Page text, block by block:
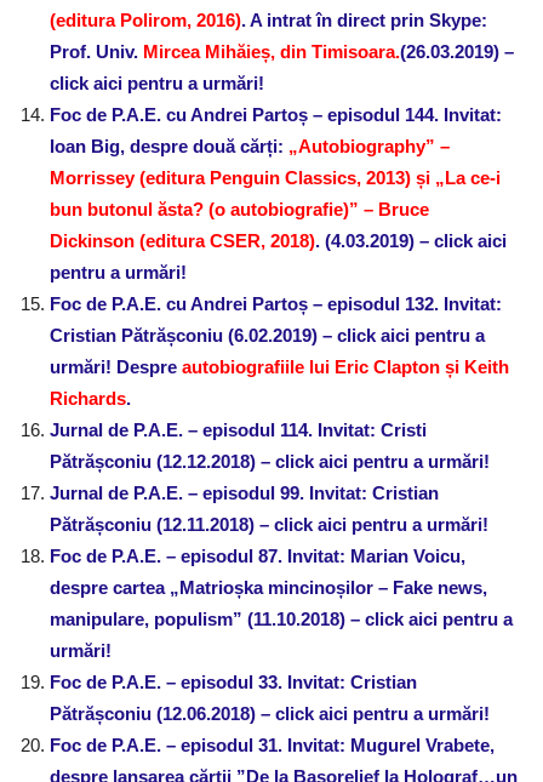
(editura Polirom, 2016). A intrat în direct prin Skype:
Prof. Univ. Mircea Mihăieș, din Timisoara.(26.03.2019) –
click aici pentru a urmări!
Foc de P.A.E. cu Andrei Partoș – episodul 144. Invitat:
Ioan Big, despre două cărți: „Autobiography” –
Morrissey (editura Penguin Classics, 2013) și „La ce-i
bun butonul ăsta? (o autobiografie)” – Bruce
Dickinson (editura CSER, 2018). (4.03.2019) – click aici
pentru a urmări!
Foc de P.A.E. cu Andrei Partoș – episodul 132. Invitat:
Cristian Pătrășconiu (6.02.2019) – click aici pentru a
urmări! Despre autobiografiile lui Eric Clapton și Keith
Richards.
Jurnal de P.A.E. – episodul 114. Invitat: Cristi
Pătrășconiu (12.12.2018) – click aici pentru a urmări!
Jurnal de P.A.E. – episodul 99. Invitat: Cristian
Pătrășconiu (12.11.2018) – click aici pentru a urmări!
Foc de P.A.E. – episodul 87. Invitat: Marian Voicu,
despre cartea „Matrioșka mincinoșilor – Fake news,
manipulare, populism” (11.10.2018) – click aici pentru a
urmări!
Foc de P.A.E. – episodul 33. Invitat: Cristian
Pătrășconiu (12.06.2018) – click aici pentru a urmări!
Foc de P.A.E. – episodul 31. Invitat: Mugurel Vrabete,
despre lansarea cărții ”De la Basorelief la Holograf…un